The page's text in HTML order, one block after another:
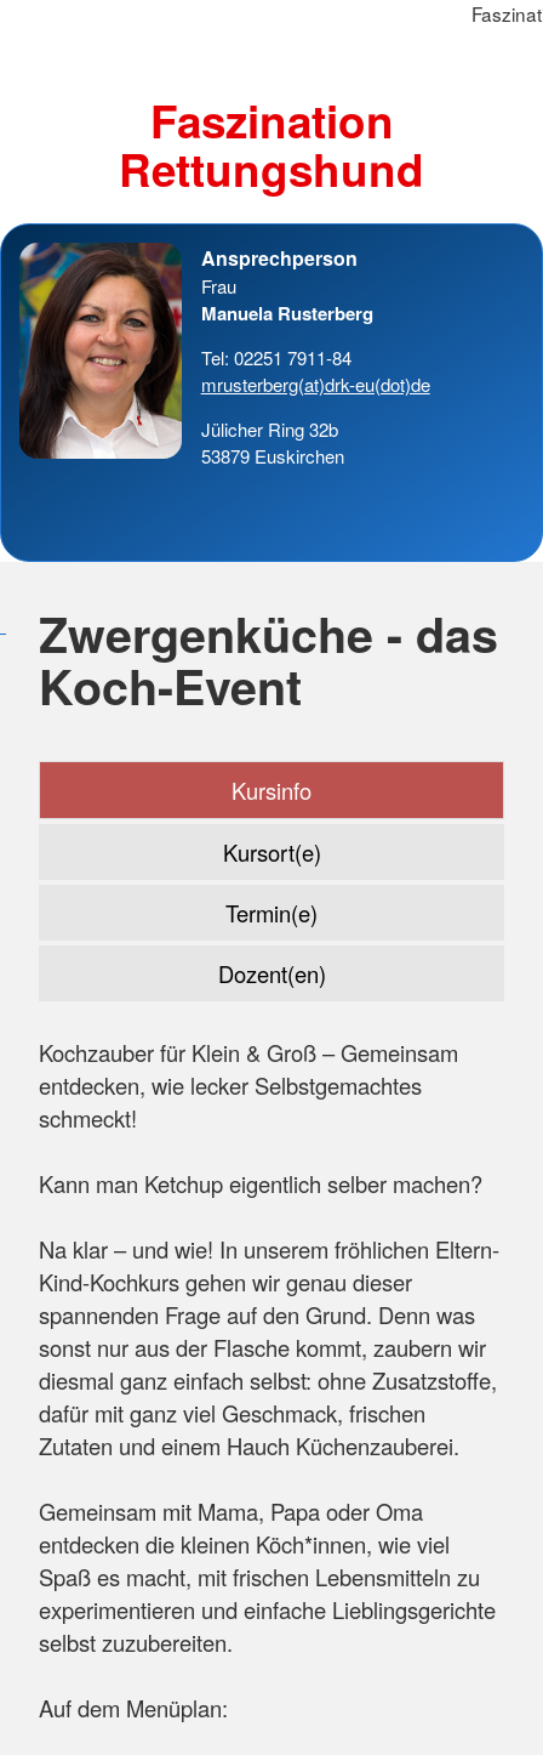
Faszination
Rettungshund
Ansprechperson
Frau
Manuela Rusterberg
Tel: 02251 7911-84
mrusterberg(at)drk-eu(dot)de
Jülicher Ring 32b
53879 Euskirchen
Zwergenküche - das
Koch-Event
Kursinfo
Kursort(e)
Termin(e)
Dozent(en)
Kochzauber für Klein & Groß – Gemeinsam
entdecken, wie lecker Selbstgemachtes
schmeckt!
Kann man Ketchup eigentlich selber machen?
Na klar – und wie! In unserem fröhlichen Eltern-
Kind-Kochkurs gehen wir genau dieser
spannenden Frage auf den Grund. Denn was
sonst nur aus der Flasche kommt, zaubern wir
diesmal ganz einfach selbst: ohne Zusatzstoffe,
dafür mit ganz viel Geschmack, frischen
Zutaten und einem Hauch Küchenzauberei.
Gemeinsam mit Mama, Papa oder Oma
entdecken die kleinen Köch*innen, wie viel
Spaß es macht, mit frischen Lebensmitteln zu
experimentieren und einfache Lieblingsgerichte
selbst zuzubereiten.
Auf dem Menüplan: